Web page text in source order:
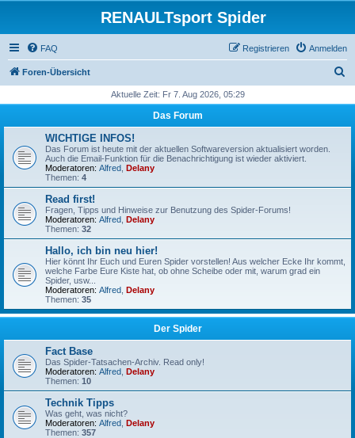
RENAULTsport Spider
FAQ Anmelden
Registrieren
Foren-Übersicht
h
Aktuelle Zeit: Fr 7. Aug 2026, 05:29
Das Forum
WICHTIGE INFOS!
Das Forum ist heute mit der aktuellen Softwareversion aktualisiert worden.
Auch die Email-Funktion für die Benachrichtigung ist wieder aktiviert.
Moderatoren: Alfred Delany
Themen: 4
Read first!
Fragen, Tipps und Hinweise zur Benutzung des Spider-Forums!
Moderatoren: Alfred Delany
Themen: 32
Hallo, ich bin neu hier!
Hier könnt Ihr Euch und Euren Spider vorstellen! Aus welcher Ecke Ihr kommt,
welche Farbe Eure Kiste hat, ob ohne Scheibe oder mit, warum grad ein
Spider, usw...
Moderatoren: Alfred Delany
Themen: 35
Der Spider
Fact Base
Das Spider-Tatsachen-Archiv. Read only!
Moderatoren: Alfred Delany
Themen: 10
Technik Tipps
Was geht, was nicht?
Moderatoren: Alfred Delany
Themen: 357